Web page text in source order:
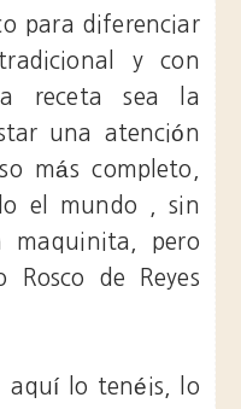
para diferenciar
y con
receta sea la
una atención
más completo,
el mundo , sin
maquinita, pero
Rosco de Reyes
aquí lo tenéis, lo